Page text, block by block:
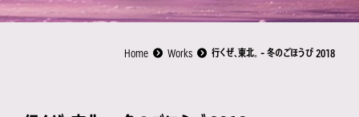
Home Works 行くぜ、東北。 - 冬のごほうび 2018